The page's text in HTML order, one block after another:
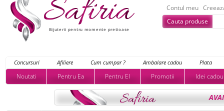
Bijuterii pentru momente pretioase
Contul meu
Cauta produse
Concursuri Afiliere Cum cumpar ? Ambalare cadou Plata
Noutati Pentru Ea Pentru El Promotii Idei